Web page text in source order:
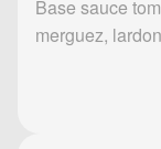
Base sauce
merguez,